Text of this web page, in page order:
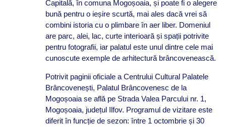
Capitală, în comuna Mogoșoaia, și poate fi o alegere
bună pentru o ieșire scurtă, mai ales dacă vrei să
combini istoria cu o plimbare în aer liber. Domeniul
are parc, alei, lac, curte interioară și spații potrivite
pentru fotografii, iar palatul este unul dintre cele mai
cunoscute exemple de arhitectură brâncovenească.
Potrivit paginii oficiale a Centrului Cultural Palatele
Brâncovenești, Palatul Brâncovenesc de la
Mogoșoaia se află pe Strada Valea Parcului nr. 1,
Mogoșoaia, județul Ilfov. Programul de vizitare este
diferit în funcție de sezon: între 1 octombrie și 30